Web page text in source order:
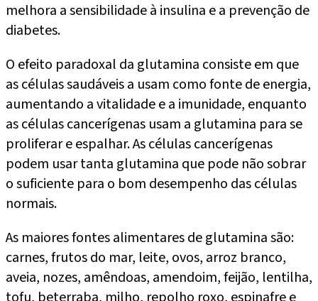
melhora a sensibilidade à insulina e a prevenção de
diabetes.
O efeito paradoxal da glutamina consiste em que
as células saudáveis a usam como fonte de energia,
aumentando a vitalidade e a imunidade, enquanto
as células cancerígenas usam a glutamina para se
proliferar e espalhar. As células cancerígenas
podem usar tanta glutamina que pode não sobrar
o suficiente para o bom desempenho das células
normais.
As maiores fontes alimentares de glutamina são:
carnes, frutos do mar, leite, ovos, arroz branco,
aveia, nozes, amêndoas, amendoim, feijão, lentilha,